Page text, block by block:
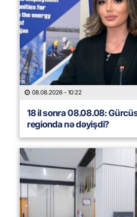
08.08.2026 - 10:22
18 il sonra 08.08.08:
regionda nə dəyişdi?